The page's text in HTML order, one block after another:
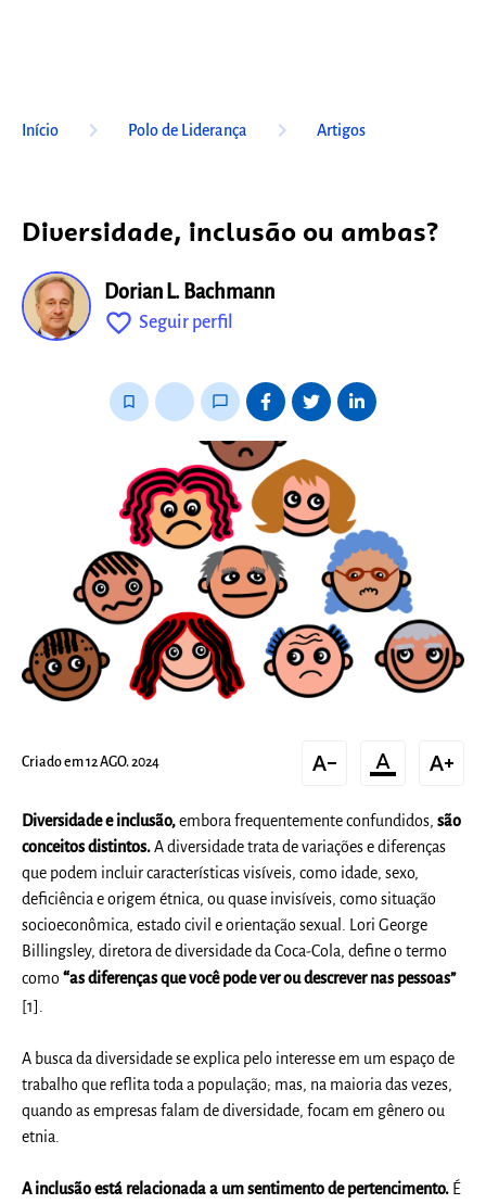
Início keyboard_arrow_right Polo de Liderança keyboard_arrow_right Artigos
Diversidade, inclusão ou ambas?
Dorian L. Bachmann
favorite_outline Seguir perfil
bookmark_border chat_bubble_outline
Criado em 12 AGO. 2024 text_decrease format_color_text text_increase
Diversidade e inclusão,embora frequentemente confundidos,são
conceitos distintos.A diversidade trata de variações e diferenças
que podem incluir características visíveis, como idade, sexo,
deficiência e origem étnica, ou quase invisíveis, como situação
socioeconômica, estado civil e orientação sexual. Lori George
Billingsley, diretora de diversidade da Coca-Cola, define o termo
como“as diferenças que você pode ver ou descrever nas pessoas”
[1].
A busca da diversidade se explica pelo interesse em um espaço de
trabalho que reflita toda a população; mas, na maioria das vezes,
quando as empresas falam de diversidade, focam em gênero ou
etnia.
A inclusão está relacionada a um sentimento de pertencimento. É